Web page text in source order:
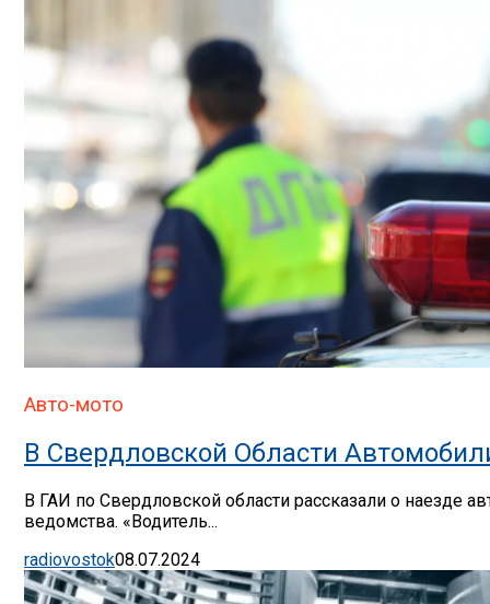
Авто-мото
В Свердловской Области
В ГАИ по Свердловской области рассказали о наезде
ведомства. «Водитель...
radiovostok08.07.2024